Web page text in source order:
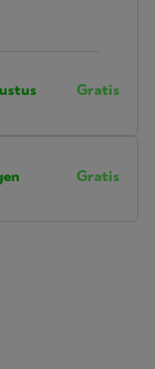
Gratis
Gratis